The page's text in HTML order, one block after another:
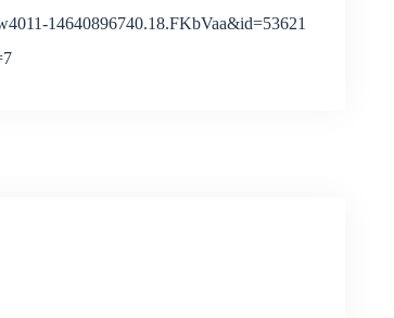
14640896740.18.FKbVaa&id=53621